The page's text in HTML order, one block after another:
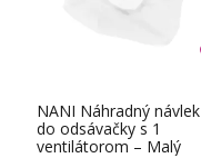
NANI Náhradný návlek
do odsávačky s 1
ventilátorom – Malý